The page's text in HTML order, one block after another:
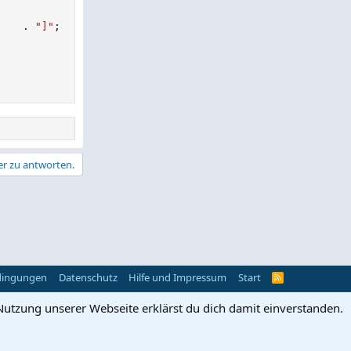
. "]" ;
zu antworten.
Datenschutz Hilfe und Impressum Start
R
unserer Webseite erklärst du dich damit einverstanden.